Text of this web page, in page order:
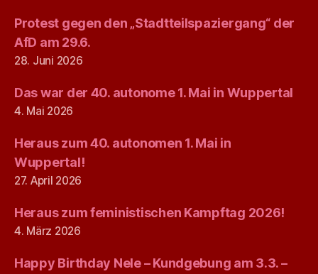
Protest gegen den „Stadtteilspaziergang“ der
AfD am 29.6.
28. Juni 2026
Das war der 40. autonome 1. Mai in Wuppertal
4. Mai 2026
Heraus zum 40. autonomen 1. Mai in
Wuppertal!
27. April 2026
Heraus zum feministischen Kampftag 2026!
4. März 2026
Happy Birthday Nele – Kundgebung am 3.3. –